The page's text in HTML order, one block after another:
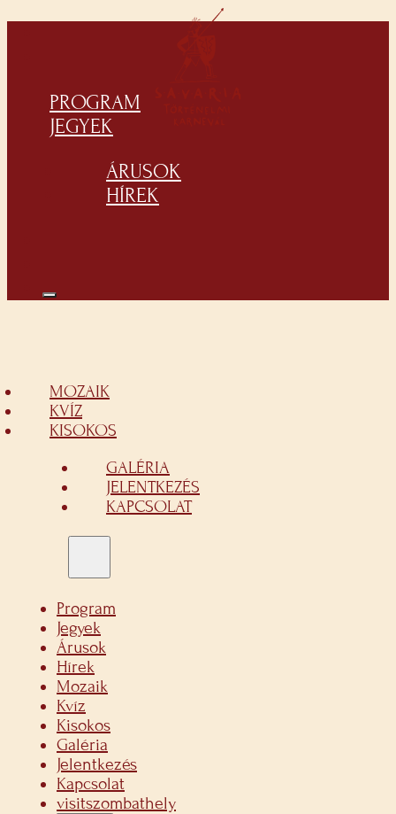
PROGRAM
JEGYEK
ÁRUSOK
HÍREK
MOZAIK
KVÍZ
KISOKOS
GALÉRIA
JELENTKEZÉS
KAPCSOLAT
Program
Jegyek
Árusok
Hírek
Mozaik
Kvíz
Kisokos
Galéria
Jelentkezés
Kapcsolat
visitszombathely